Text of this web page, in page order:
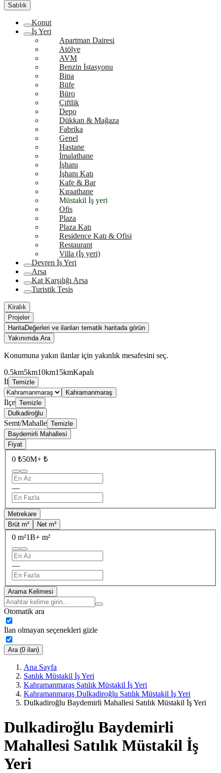
Satılık
Konut
İş Yeri
Apartman Dairesi
Atölye
AVM
Benzin İstasyonu
Bina
Büfe
Büro
Çiftlik
Depo
Dükkan & Mağaza
Fabrika
Genel
Hastane
İmalathane
İşhanı
İşhanı Katı
Kafe & Bar
Kıraathane
Müstakil İş yeri
Ofis
Plaza
Plaza Katı
Residence Katı & Ofisi
Restaurant
Villa (İş yeri)
Devren İş Yeri
Arsa
Kat Karşılığı Arsa
Turistik Tesis
Kiralık
Projeler
HaritaDeğerleri ve ilanları tematik haritada görün
Yakınımda Ara
Konumuna yakın ilanlar için yakınlık mesafesini seç.
0.5km5km10km15kmKapalı
İl Temizle
Kahramanmaraş
İlçe Temizle
Dulkadiroğlu
Semt/Mahalle Temizle
Baydemirli Mahallesi
Fiyat
0 ₺50M+ ₺
—
Metrekare
Brüt m²
Net m²
0 m²1B+ m²
—
Arama Kelimesi
Otomatik ara
İlan olmayan seçenekleri gizle
Ara (0 ilan)
Ana Sayfa
Satılık Müstakil İş Yeri
Kahramanmaraş Satılık Müstakil İş Yeri
Kahramanmaraş Dulkadiroğlu Satılık Müstakil İş Yeri
Dulkadiroğlu Baydemirli Mahallesi Satılık Müstakil İş Yeri
Dulkadiroğlu Baydemirli
Mahallesi Satılık Müstakil İş
Yeri